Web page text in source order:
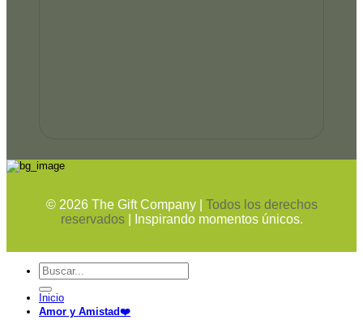
© 2026The Gift Company | Todos los derechos
reservados
| Inspirando momentos únicos.
Buscar
por:
Inicio
Amor y Amistad❤️